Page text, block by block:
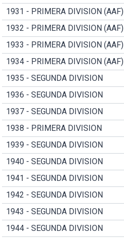
1931 - PRIMERA DIVISION (AAF)
1932 - PRIMERA DIVISION (AAF)
1933 - PRIMERA DIVISION (AAF)
1934 - PRIMERA DIVISION (AAF)
1935 - SEGUNDA DIVISION
1936 - SEGUNDA DIVISION
1937 - SEGUNDA DIVISION
1938 - PRIMERA DIVISION
1939 - SEGUNDA DIVISION
1940 - SEGUNDA DIVISION
1941 - SEGUNDA DIVISION
1942 - SEGUNDA DIVISION
1943 - SEGUNDA DIVISION
1944 - SEGUNDA DIVISION